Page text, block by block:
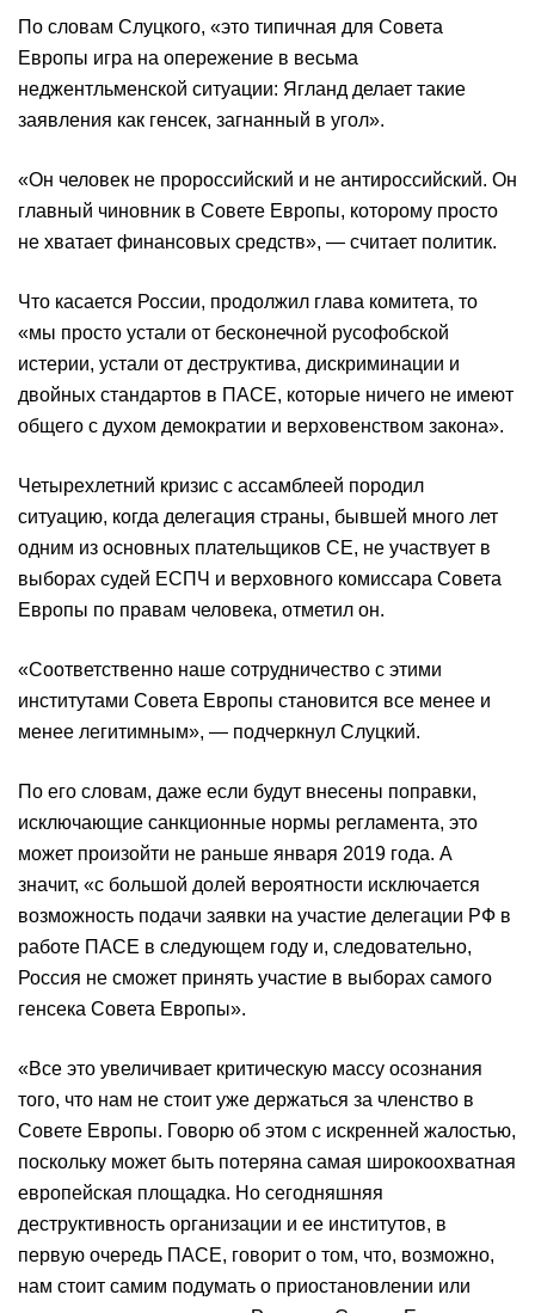
По словам Слуцкого, «это типичная для Совета
Европы игра на опережение в весьма
неджентльменской ситуации: Ягланд делает такие
заявления как генсек, загнанный в угол».
«Он человек не пророссийский и не антироссийский. Он
главный чиновник в Совете Европы, которому просто
не хватает финансовых средств», — считает политик.
Что касается России, продолжил глава комитета, то
«мы просто устали от бесконечной русофобской
истерии, устали от деструктива, дискриминации и
двойных стандартов в ПАСЕ, которые ничего не имеют
общего с духом демократии и верховенством закона».
Четырехлетний кризис с ассамблеей породил
ситуацию, когда делегация страны, бывшей много лет
одним из основных плательщиков СЕ, не участвует в
выборах судей ЕСПЧ и верховного комиссара Совета
Европы по правам человека, отметил он.
«Соответственно наше сотрудничество с этими
институтами Совета Европы становится все менее и
менее легитимным», — подчеркнул Слуцкий.
По его словам, даже если будут внесены поправки,
исключающие санкционные нормы регламента, это
может произойти не раньше января 2019 года. А
значит, «с большой долей вероятности исключается
возможность подачи заявки на участие делегации РФ в
работе ПАСЕ в следующем году и, следовательно,
Россия не сможет принять участие в выборах самого
генсека Совета Европы».
«Все это увеличивает критическую массу осознания
того, что нам не стоит уже держаться за членство в
Совете Европы. Говорю об этом с искренней жалостью,
поскольку может быть потеряна самая широкоохватная
европейская площадка. Но сегодняшняя
деструктивность организации и ее институтов, в
первую очередь ПАСЕ, говорит о том, что, возможно,
нам стоит самим подумать о приостановлении или